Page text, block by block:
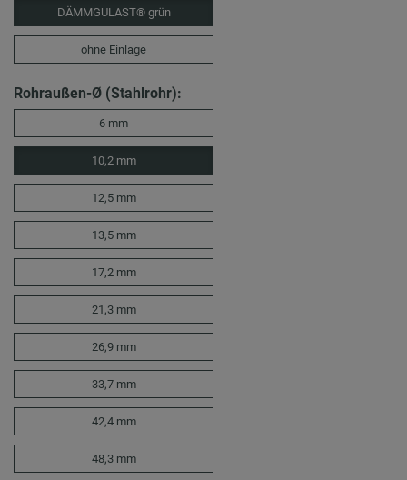
DÄMMGULAST® grün
ohne Einlage
Rohraußen-Ø (Stahlrohr):
6 mm
10,2 mm
12,5 mm
13,5 mm
17,2 mm
21,3 mm
26,9 mm
33,7 mm
42,4 mm
48,3 mm